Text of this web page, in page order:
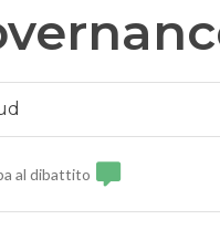
al dibattito